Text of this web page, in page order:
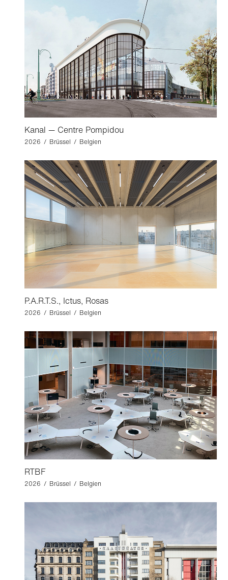
Kanal — Centre Pompidou
2026 / Brüssel / Belgien
P.A.R.T.S., Ictus, Rosas
2026 / Brüssel / Belgien
RTBF
2026 / Brüssel / Belgien